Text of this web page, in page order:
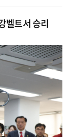
벨트서 승리